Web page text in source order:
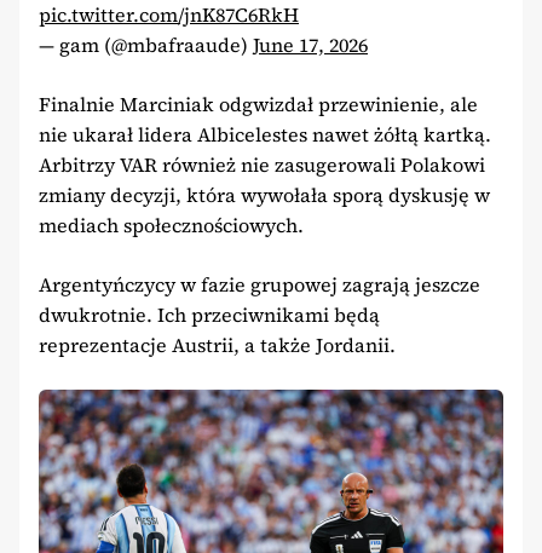
pic.twitter.com/jnK87C6RkH
— gam (@mbafraaude) June 17, 2026
Finalnie Marciniak odgwizdał przewinienie, ale
nie ukarał lidera Albicelestes nawet żółtą kartką.
Arbitrzy VAR również nie zasugerowali Polakowi
zmiany decyzji, która wywołała sporą dyskusję w
mediach społecznościowych.
Argentyńczycy w fazie grupowej zagrają jeszcze
dwukrotnie. Ich przeciwnikami będą
reprezentacje Austrii, a także Jordanii.